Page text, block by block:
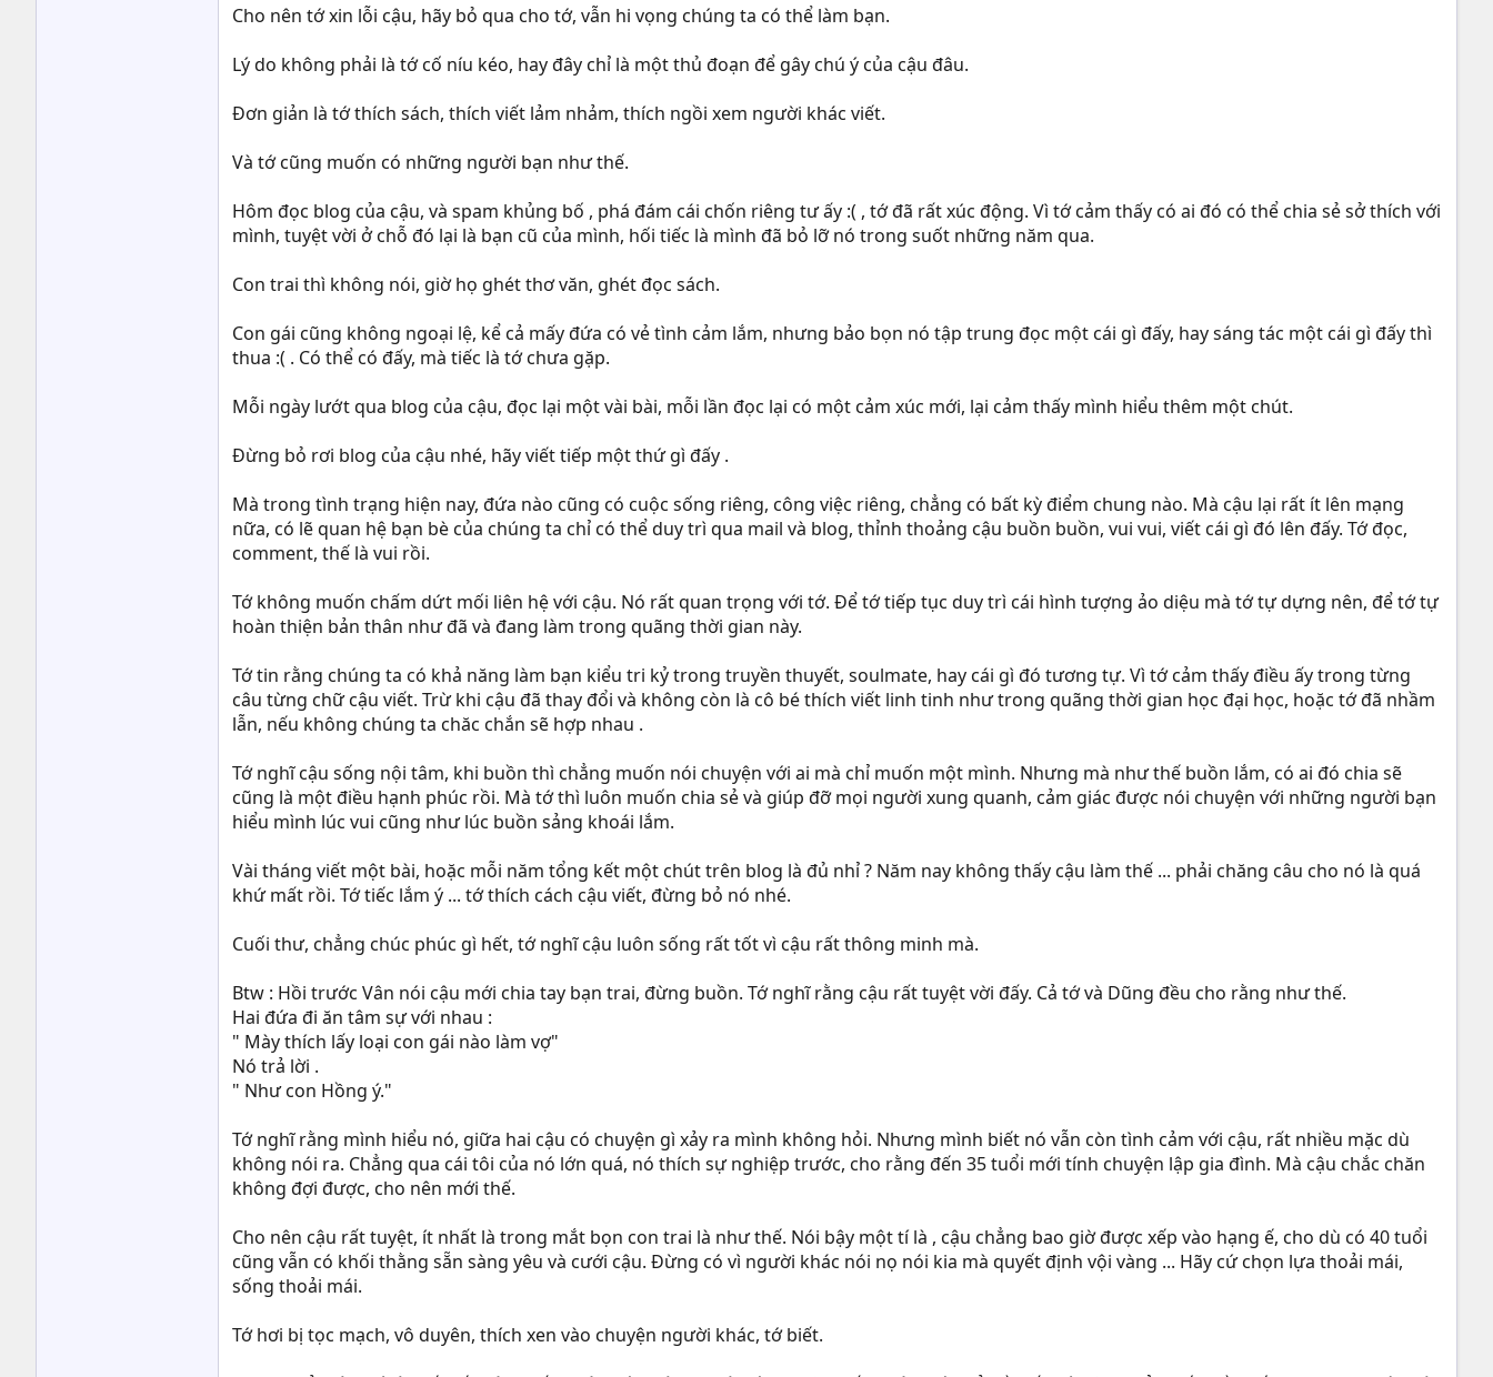
Cho nên tớ xin lỗi cậu, hãy bỏ qua cho tớ, vẫn hi vọng chúng ta có thể làm bạn.
Lý do không phải là tớ cố níu kéo, hay đây chỉ là một thủ đoạn để gây chú ý của cậu đâu.
Đơn giản là tớ thích sách, thích viết lảm nhảm, thích ngồi xem người khác viết.
Và tớ cũng muốn có những người bạn như thế.
Hôm đọc blog của cậu, và spam khủng bố , phá đám cái chốn riêng tư ấy :( , tớ đã rất xúc động. Vì tớ cảm thấy có ai đó có thể chia sẻ sở thích với
mình, tuyệt vời ở chỗ đó lại là bạn cũ của mình, hối tiếc là mình đã bỏ lỡ nó trong suốt những năm qua.
Con trai thì không nói, giờ họ ghét thơ văn, ghét đọc sách.
Con gái cũng không ngoại lệ, kể cả mấy đứa có vẻ tình cảm lắm, nhưng bảo bọn nó tập trung đọc một cái gì đấy, hay sáng tác một cái gì đấy thì
thua :( . Có thể có đấy, mà tiếc là tớ chưa gặp.
Mỗi ngày lướt qua blog của cậu, đọc lại một vài bài, mỗi lần đọc lại có một cảm xúc mới, lại cảm thấy mình hiểu thêm một chút.
Đừng bỏ rơi blog của cậu nhé, hãy viết tiếp một thứ gì đấy .
Mà trong tình trạng hiện nay, đứa nào cũng có cuộc sống riêng, công việc riêng, chẳng có bất kỳ điểm chung nào. Mà cậu lại rất ít lên mạng
nữa, có lẽ quan hệ bạn bè của chúng ta chỉ có thể duy trì qua mail và blog, thỉnh thoảng cậu buồn buồn, vui vui, viết cái gì đó lên đấy. Tớ đọc,
comment, thế là vui rồi.
Tớ không muốn chấm dứt mối liên hệ với cậu. Nó rất quan trọng với tớ. Để tớ tiếp tục duy trì cái hình tượng ảo diệu mà tớ tự dựng nên, để tớ tự
hoàn thiện bản thân như đã và đang làm trong quãng thời gian này.
Tớ tin rằng chúng ta có khả năng làm bạn kiểu tri kỷ trong truyền thuyết, soulmate, hay cái gì đó tương tự. Vì tớ cảm thấy điều ấy trong từng
câu từng chữ cậu viết. Trừ khi cậu đã thay đổi và không còn là cô bé thích viết linh tinh như trong quãng thời gian học đại học, hoặc tớ đã nhầm
lẫn, nếu không chúng ta chăc chắn sẽ hợp nhau .
Tớ nghĩ cậu sống nội tâm, khi buồn thì chẳng muốn nói chuyện với ai mà chỉ muốn một mình. Nhưng mà như thế buồn lắm, có ai đó chia sẽ
cũng là một điều hạnh phúc rồi. Mà tớ thì luôn muốn chia sẻ và giúp đỡ mọi người xung quanh, cảm giác được nói chuyện với những người bạn
hiểu mình lúc vui cũng như lúc buồn sảng khoái lắm.
Vài tháng viết một bài, hoặc mỗi năm tổng kết một chút trên blog là đủ nhỉ ? Năm nay không thấy cậu làm thế ... phải chăng câu cho nó là quá
khứ mất rồi. Tớ tiếc lắm ý ... tớ thích cách cậu viết, đừng bỏ nó nhé.
Cuối thư, chẳng chúc phúc gì hết, tớ nghĩ cậu luôn sống rất tốt vì cậu rất thông minh mà.
Btw : Hồi trước Vân nói cậu mới chia tay bạn trai, đừng buồn. Tớ nghĩ rằng cậu rất tuyệt vời đấy. Cả tớ và Dũng đều cho rằng như thế.
Hai đứa đi ăn tâm sự với nhau :
" Mày thích lấy loại con gái nào làm vợ"
Nó trả lời .
" Như con Hồng ý."
Tớ nghĩ rằng mình hiểu nó, giữa hai cậu có chuyện gì xảy ra mình không hỏi. Nhưng mình biết nó vẫn còn tình cảm với cậu, rất nhiều mặc dù
không nói ra. Chẳng qua cái tôi của nó lớn quá, nó thích sự nghiệp trước, cho rằng đến 35 tuổi mới tính chuyện lập gia đình. Mà cậu chắc chăn
không đợi được, cho nên mới thế.
Cho nên cậu rất tuyệt, ít nhất là trong mắt bọn con trai là như thế. Nói bậy một tí là , cậu chẳng bao giờ được xếp vào hạng ế, cho dù có 40 tuổi
cũng vẫn có khối thằng sẵn sàng yêu và cưới cậu. Đừng có vì người khác nói nọ nói kia mà quyết định vội vàng ... Hãy cứ chọn lựa thoải mái,
sống thoải mái.
Tớ hơi bị tọc mạch, vô duyên, thích xen vào chuyện người khác, tớ biết.